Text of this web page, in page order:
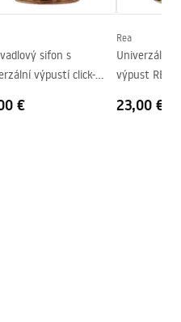
mm
Nie
sifon s
výpustí click-
€
Rea
Univerzálny
výpust REA
23,00 €